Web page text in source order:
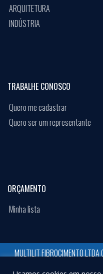
ARQUITETURA
INDÚSTRIA
ORÇAMENTO
Minha lista
TRABALHE CONOSCO
Quero me cadastrar
Quero ser um representante
MULTILIT FIBROCIMENTO